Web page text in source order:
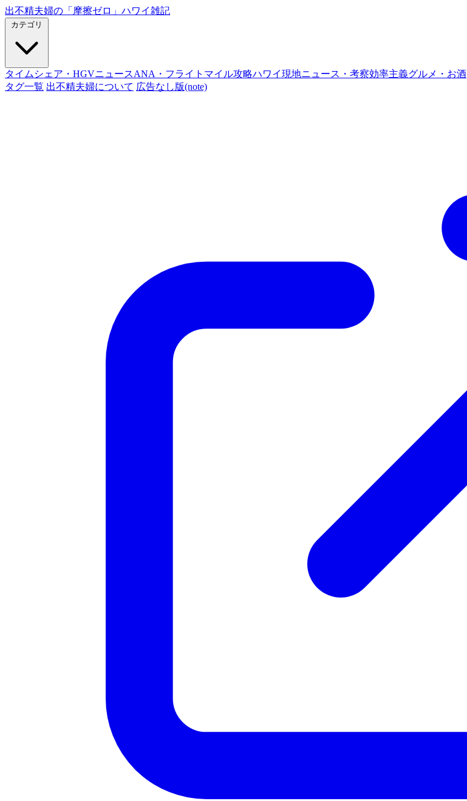
出不精夫婦の 「摩擦ゼロ」 ハワイ雑記
タイムシェア・HGVニュースANA・フライトマイル攻略ハワイ現地ニュース・考察効率主義グルメ・お酒
タグ一覧 出不精夫婦について 広告なし版(note)